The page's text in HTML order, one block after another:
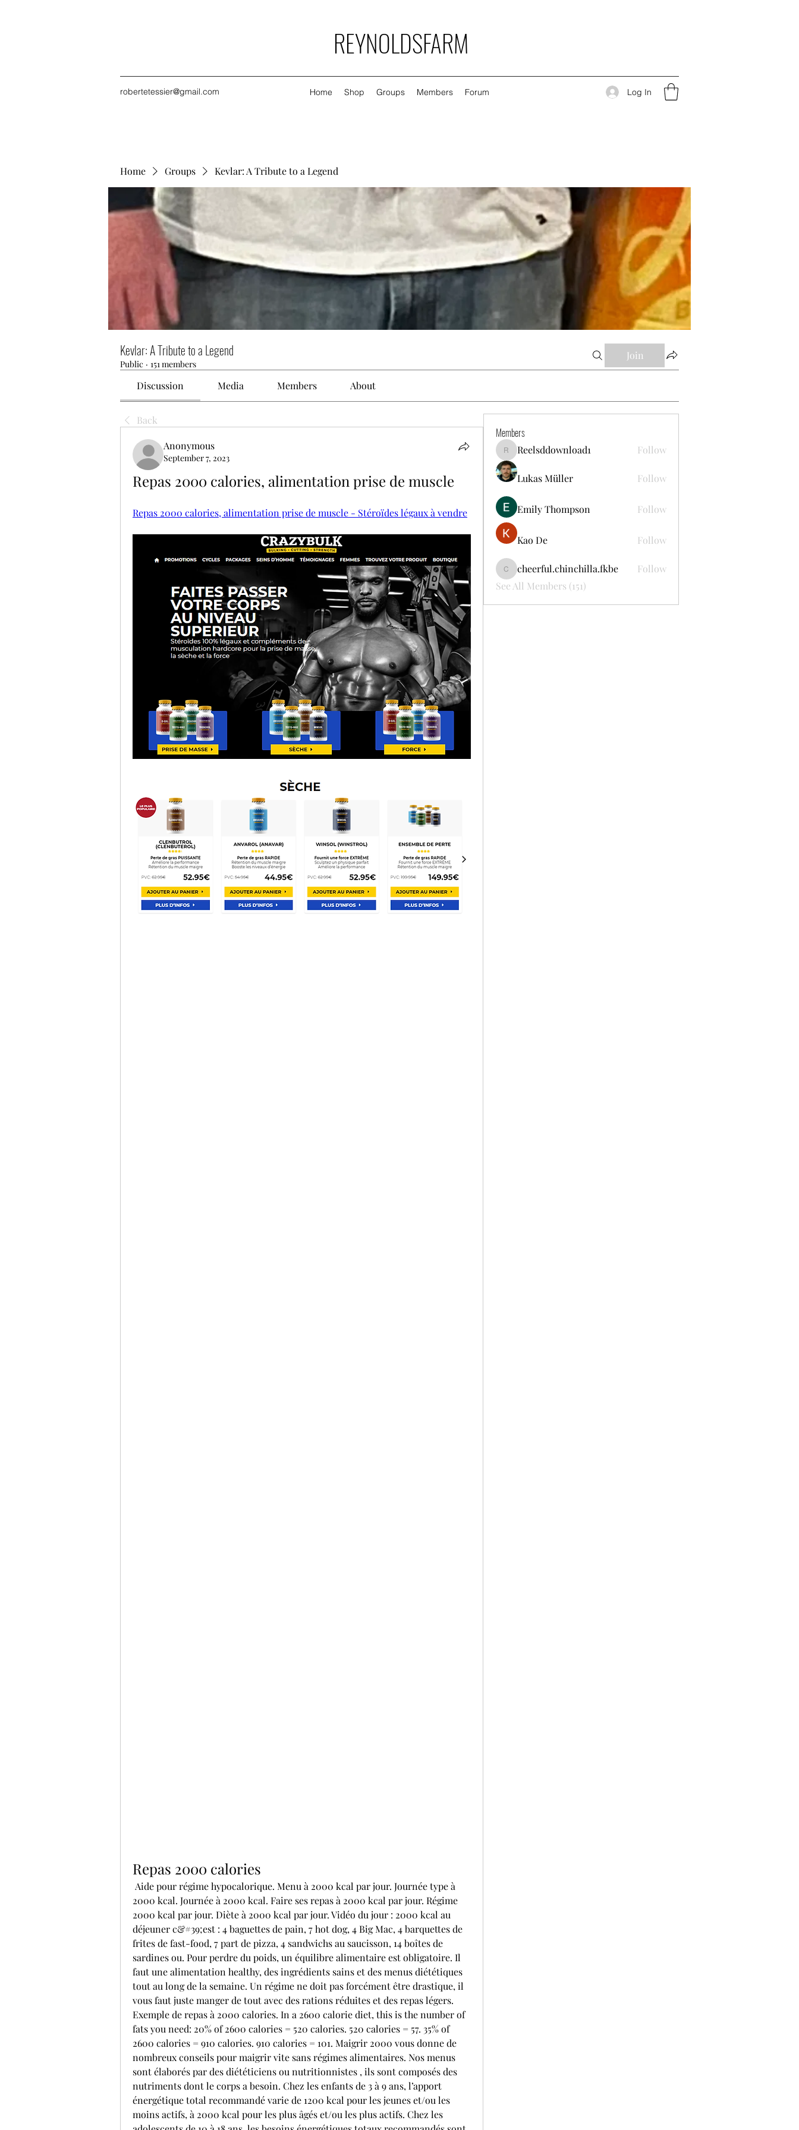
REYNOLDSFARM
robertetessier@gmail.com Home Shop Groups Members Forum Log In
Home Groups Kevlar: A Tribute to a Legend
Kevlar: A Tribute to a Legend
Public · 151 members
Join
Discussion Media Members About
Back
Anonymous
September 7, 2023
Repas 2000 calories, alimentation prise de muscle
Repas 2000 calories, alimentation prise de muscle - Stéroïdes légaux à vendre
Repas 2000 calories
2000 kcal. Journée à 2000 kcal. Faire ses repas à 2000 kcal par jour. Régime
2000 kcal par jour. Diète à 2000 kcal par jour. Vidéo du jour : 2000 kcal au
déjeuner c&#39;est : 4 baguettes de pain, 7 hot dog, 4 Big Mac, 4 barquettes de
frites de fast-food, 7 part de pizza, 4 sandwichs au saucisson, 14 boîtes de
sardines ou. Pour perdre du poids, un équilibre alimentaire est obligatoire. Il
faut une alimentation healthy, des ingrédients sains et des menus diététiques
tout au long de la semaine. Un régime ne doit pas forcément être drastique, il
vous faut juste manger de tout avec des rations réduites et des repas légers.
Exemple de repas à 2000 calories. In a 2600 calorie diet, this is the number of
fats you need: 20% of 2600 calories = 520 calories. 520 calories = 57. 35% of
2600 calories = 910 calories. 910 calories = 101. Maigrir 2000 vous donne de
nombreux conseils pour maigrir vite sans régimes alimentaires. Nos menus
sont élaborés par des diététiciens ou nutritionnistes , ils sont composés des
nutriments dont le corps a besoin. Chez les enfants de 3 à 9 ans, l’apport
énergétique total recommandé varie de 1200 kcal pour les jeunes et/ou les
moins actifs, à 2000 kcal pour les plus âgés et/ou les plus actifs. Chez les
Members
Reelsddownload1
Reelsddownload1 Follow
Lukas Müller Follow
Emily Thompson Follow
Kao De Follow
cheerful.chinchilla.fkbe
cheerful.chinchilla.fkbe
Follow
See All Members (151)